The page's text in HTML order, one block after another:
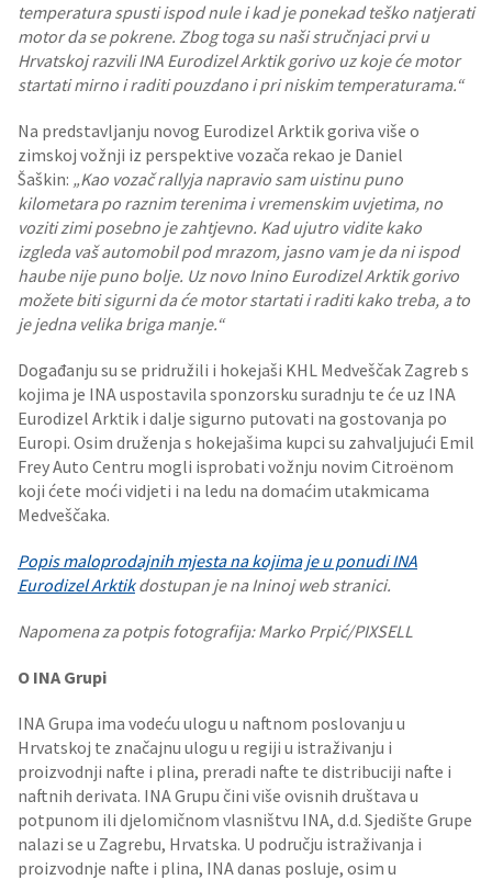
temperatura spusti ispod nule i kad je ponekad teško natjerati
motor da se pokrene. Zbog toga su naši stručnjaci prvi u
Hrvatskoj razvili INA Eurodizel Arktik gorivo uz koje će motor
startati mirno i raditi pouzdano i pri niskim temperaturama.“
Na predstavljanju novog Eurodizel Arktik goriva više o
zimskoj vožnji iz perspektive vozača rekao je Daniel
Šaškin: „Kao vozač rallyja napravio sam uistinu puno
kilometara po raznim terenima i vremenskim uvjetima, no
voziti zimi posebno je zahtjevno. Kad ujutro vidite kako
izgleda vaš automobil pod mrazom, jasno vam je da ni ispod
haube nije puno bolje. Uz novo Inino Eurodizel Arktik gorivo
možete biti sigurni da će motor startati i raditi kako treba, a to
je jedna velika briga manje.“
Događanju su se pridružili i hokejaši KHL Medveščak Zagreb s
kojima je INA uspostavila sponzorsku suradnju te će uz INA
Eurodizel Arktik i dalje sigurno putovati na gostovanja po
Europi. Osim druženja s hokejašima kupci su zahvaljujući Emil
Frey Auto Centru mogli isprobati vožnju novim Citroënom
koji ćete moći vidjeti i na ledu na domaćim utakmicama
Medveščaka.
Popis maloprodajnih mjesta na kojima je u ponudi INA
Eurodizel Arktikdostupan je na Ininoj web stranici.
Napomena za potpis fotografija: Marko Prpić/PIXSELL
O INA Grupi
INA Grupa ima vodeću ulogu u naftnom poslovanju u
Hrvatskoj te značajnu ulogu u regiji u istraživanju i
proizvodnji nafte i plina, preradi nafte te distribuciji nafte i
naftnih derivata. INA Grupu čini više ovisnih društava u
potpunom ili djelomičnom vlasništvu INA, d.d. Sjedište Grupe
nalazi se u Zagrebu, Hrvatska. U području istraživanja i
proizvodnje nafte i plina, INA danas posluje, osim u